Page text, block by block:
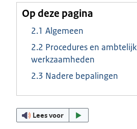
Op deze pagina
2.1 Algemeen
2.2 Procedures en
werkzaamheden
2.3 Nadere bepalingen
Lees voor